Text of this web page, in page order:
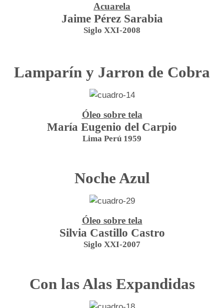
Acuarela
Jaime Pérez Sarabia
Siglo XXI-2008
Lamparín y Jarron de Cobra
Óleo sobre tela
María Eugenio del Carpio
Lima Perú 1959
Noche Azul
Óleo sobre tela
Silvia Castillo Castro
Siglo XXI-2007
Con las Alas Expandidas